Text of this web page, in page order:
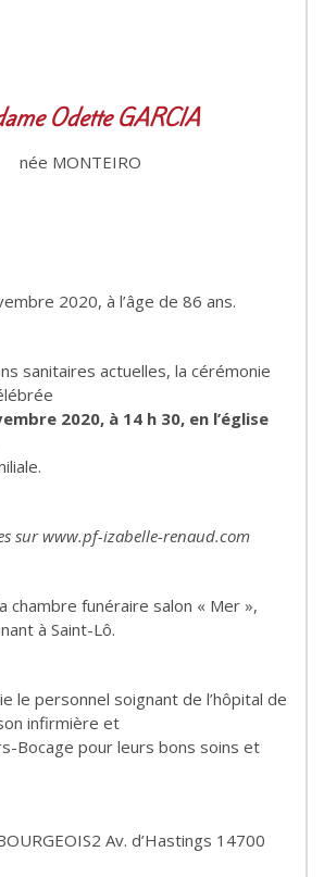
Odette GARCIA
née MONTEIRO
2020, à l’âge de 86 ans.
sanitaires actuelles, la cérémonie
2020, à 14 h 30, en l’église
sur www.pf-izabelle-renaud.com
chambre funéraire salon « Mer »,
à Saint-Lô.
le personnel soignant de l’hôpital de
infirmière et
Bocage pour leurs bons soins et
Av. d’Hastings 14700